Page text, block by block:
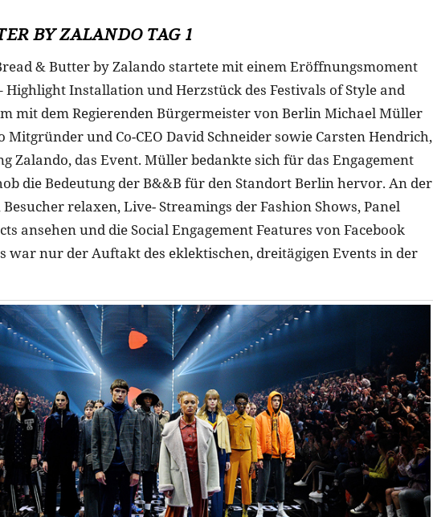
BY ZALANDO TAG 1
& Butter by Zalando startete mit einem Eröffnungsmoment
Highlight Installation und Herzstück des Festivals of Style and
mit dem Regierenden Bürgermeister von Berlin Michael Müller
Mitgründer und Co-CEO David Schneider sowie Carsten Hendrich,
Zalando, das Event. Müller bedankte sich für das Engagement
die Bedeutung der B&&B für den Standort Berlin hervor. An der
relaxen, Live- Streamings der Fashion Shows, Panel
ansehen und die Social Engagement Features von Facebook
war nur der Auftakt des eklektischen, dreitägigen Events in der